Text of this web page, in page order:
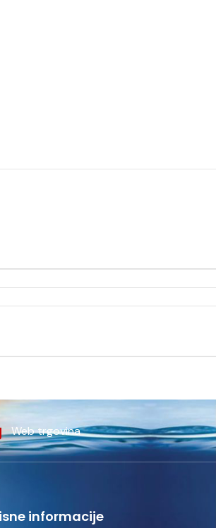
Web trgovina
informacije